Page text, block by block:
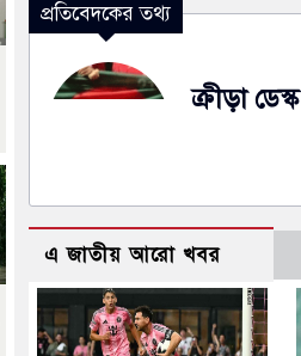
প্রতিবেদকের তথ্য
ক্রীড়া ডেস্ক
এ জাতীয় আরো খবর